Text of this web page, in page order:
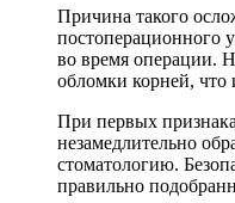
Причина такого
постоперационного
во время операции.
обломки корней, что
При первых
незамедлительно
стоматологию.
правильно